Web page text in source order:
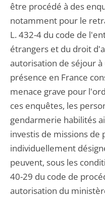
être procédé à des
notamment pour le
L. 432-4 du code de
étrangers et du droit
autorisation de séjour
présence en France
menace grave pour
ces enquêtes, les
gendarmerie habilités
investis de missions de
individuellement
peuvent, sous les
40-29 du code de
autorisation du